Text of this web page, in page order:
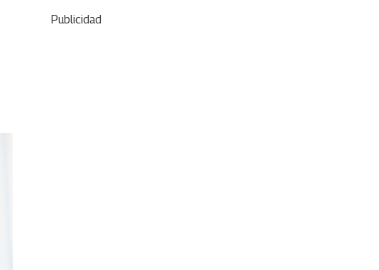
Publicidad